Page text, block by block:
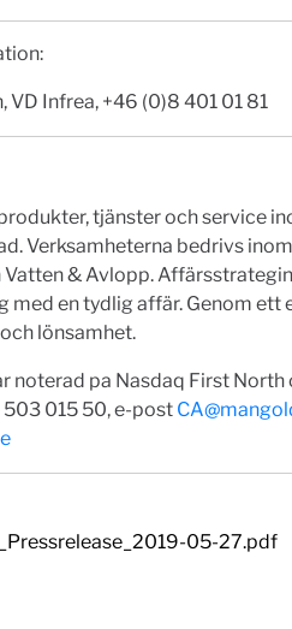
VD Infrea, +46 (0)8 401 01 81
tjänster och service
Verksamheterna bedrivs
& Avlopp.
med en tydlig affär. Genom ett
lönsamhet.
noterad pa Nasdaq First
015 50, e-post
05-27.pdf